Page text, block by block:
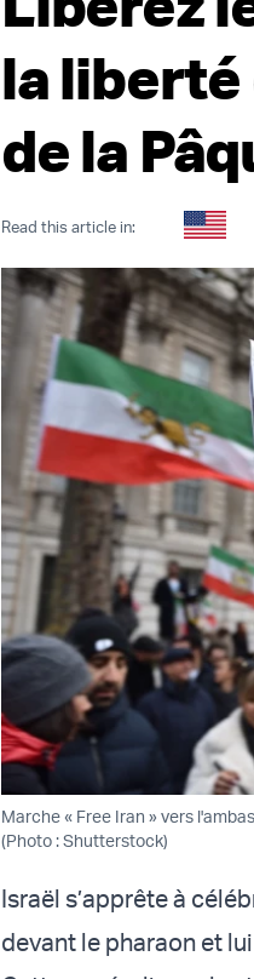
la liberté
de la
Read this article in:
Marche « Free Iran » vers
(Photo : Shutterstock)
Israël s’apprête à
devant le pharaon et